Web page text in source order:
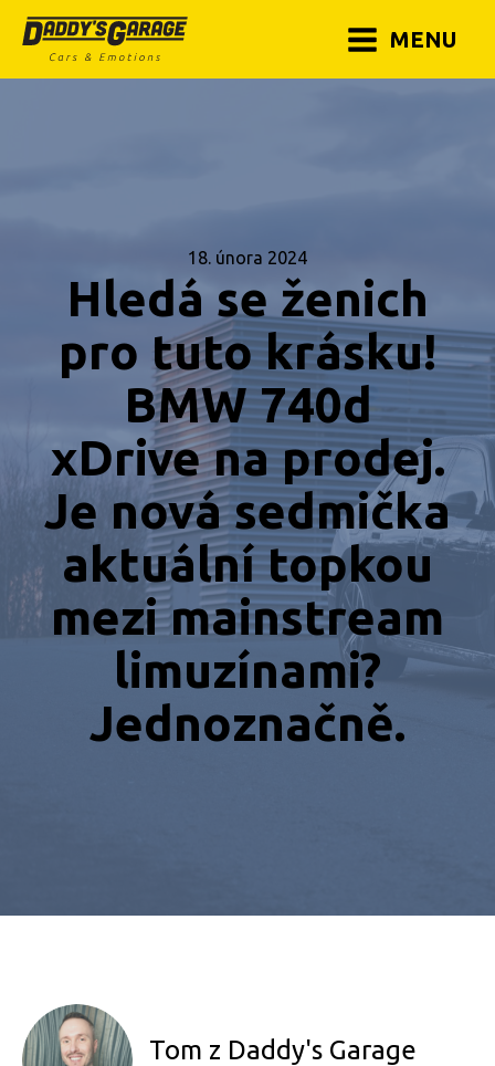
MENU
18. února 2024
Hledá se ženich
pro tuto krásku!
BMW 740d
xDrive na prodej.
Je nová sedmička
aktuální topkou
mezi mainstream
limuzínami?
Jednoznačně.
Tom z Daddy's Garage